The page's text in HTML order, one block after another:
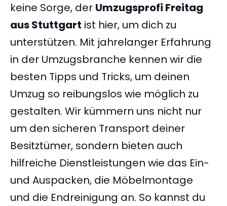
keine Sorge, der Umzugsprofi Freitag
aus Stuttgart ist hier, um dich zu
unterstützen. Mit jahrelanger Erfahrung
in der Umzugsbranche kennen wir die
besten Tipps und Tricks, um deinen
Umzug so reibungslos wie möglich zu
gestalten. Wir kümmern uns nicht nur
um den sicheren Transport deiner
Besitztümer, sondern bieten auch
hilfreiche Dienstleistungen wie das Ein-
und Auspacken, die Möbelmontage
und die Endreinigung an. So kannst du